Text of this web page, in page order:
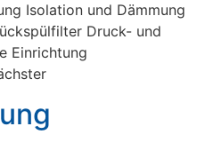
Isolation und Dämmung
Druck- und
Einrichtung